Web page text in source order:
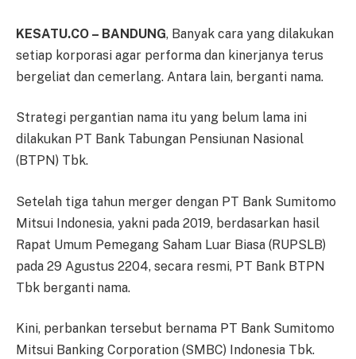
KESATU.CO – BANDUNG, Banyak cara yang dilakukan
setiap korporasi agar performa dan kinerjanya terus
bergeliat dan cemerlang. Antara lain, berganti nama.
Strategi pergantian nama itu yang belum lama ini
dilakukan PT Bank Tabungan Pensiunan Nasional
(BTPN) Tbk.
Setelah tiga tahun merger dengan PT Bank Sumitomo
Mitsui Indonesia, yakni pada 2019, berdasarkan hasil
Rapat Umum Pemegang Saham Luar Biasa (RUPSLB)
pada 29 Agustus 2204, secara resmi, PT Bank BTPN
Tbk berganti nama.
Kini, perbankan tersebut bernama PT Bank Sumitomo
Mitsui Banking Corporation (SMBC) Indonesia Tbk.